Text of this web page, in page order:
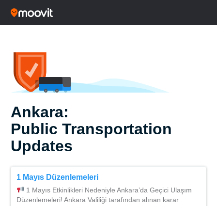
Ankara:
Public Transportation
Updates
1 Mayıs Düzenlemeleri
1 Mayıs Etkinlikleri Nedeniyle Ankara’da Geçici Ulaşım
Düzenlemeleri! Ankara Valiliği tarafından alınan karar